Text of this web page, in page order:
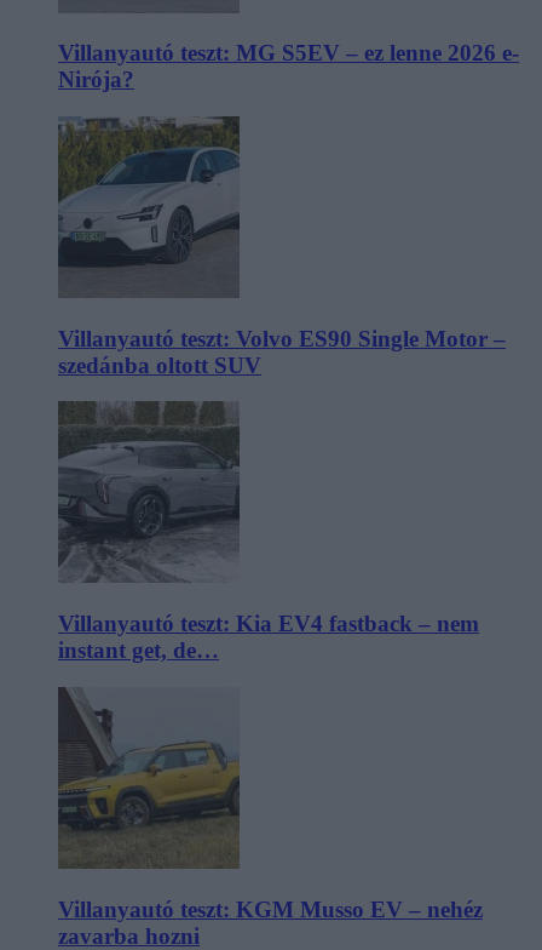
Villanyautó teszt: MG S5EV – ez lenne 2026 e-
Nirója?
Villanyautó teszt: Volvo ES90 Single Motor –
szedánba oltott SUV
Villanyautó teszt: Kia EV4 fastback – nem
instant get, de…
Villanyautó teszt: KGM Musso EV – nehéz
zavarba hozni